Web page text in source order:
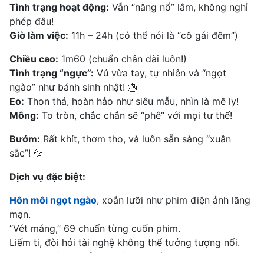
Tình trạng hoạt động: Vẫn “năng nổ” lắm, không nghỉ
phép đâu!
Giờ làm việc: 11h – 24h (có thể nói là “cô gái đêm”)
Chiều cao: 1m60 (chuẩn chân dài luôn!)
Tình trạng “ngực”: Vú vừa tay, tự nhiên và “ngọt
ngào” như bánh sinh nhật! 🎂
Eo: Thon thả, hoàn hảo như siêu mẫu, nhìn là mê ly!
Mông: To tròn, chắc chắn sẽ “phê” với mọi tư thế!
Bướm: Rất khít, thơm tho, và luôn sẵn sàng “xuân
sắc”! 💦
Dịch vụ đặc biệt:
Hôn môi ngọt ngào, xoắn lưỡi như phim điện ảnh lãng
mạn.
“Vét máng,” 69 chuẩn từng cuốn phim.
Liếm ti, đòi hỏi tài nghệ không thể tưởng tượng nổi.